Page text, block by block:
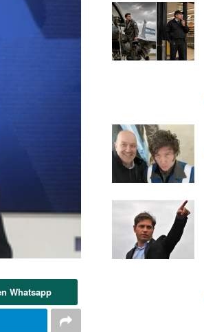
Whatsapp